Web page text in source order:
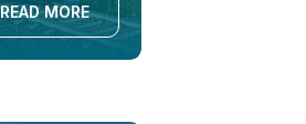
READ MORE